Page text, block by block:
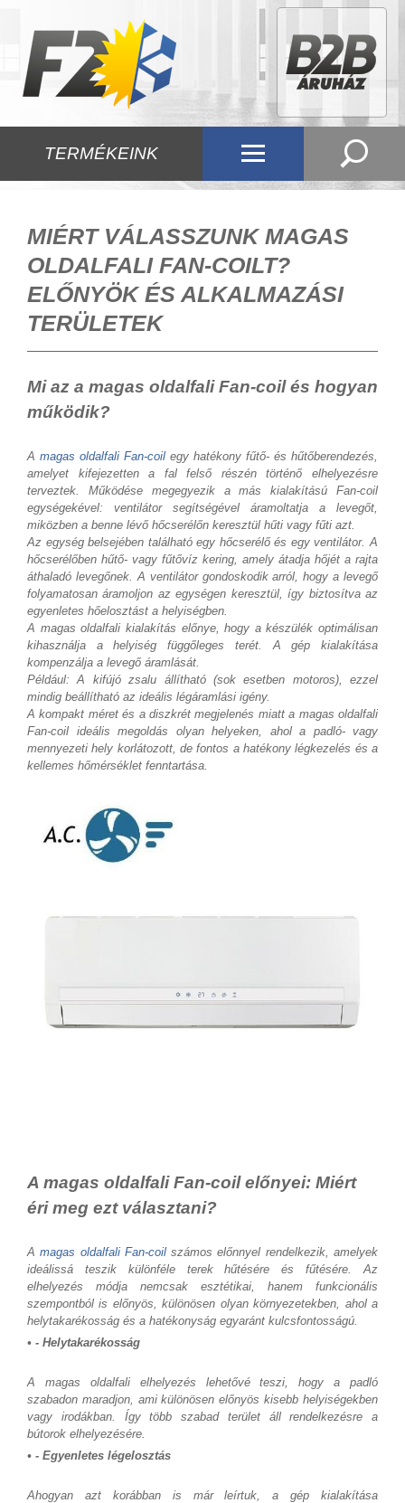
TERMÉKEINK
MIÉRT VÁLASSZUNK MAGAS
OLDALFALI FAN-COILT?
ELŐNYÖK ÉS ALKALMAZÁSI
TERÜLETEK
Mi az a magas oldalfali Fan-coil és hogyan
működik?
A magas oldalfali Fan-coil egy hatékony fűtő- és hűtőberendezés,
amelyet kifejezetten a fal felső részén történő elhelyezésre
terveztek. Működése megegyezik a más kialakítású Fan-coil
egységekével: ventilátor segítségével áramoltatja a levegőt,
miközben a benne lévő hőcserélőn keresztül hűti vagy fűti azt.
Az egység belsejében található egy hőcserélő és egy ventilátor. A
hőcserélőben hűtő- vagy fűtővíz kering, amely átadja hőjét a rajta
áthaladó levegőnek. A ventilátor gondoskodik arról, hogy a levegő
folyamatosan áramoljon az egységen keresztül, így biztosítva az
egyenletes hőelosztást a helyiségben.
A magas oldalfali kialakítás előnye, hogy a készülék optimálisan
kihasználja a helyiség függőleges terét. A gép kialakítása
kompenzálja a levegő áramlását.
Például: A kifújó zsalu állítható (sok esetben motoros), ezzel
mindig beállítható az ideális légáramlási igény.
A kompakt méret és a diszkrét megjelenés miatt a magas oldalfali
Fan-coil ideális megoldás olyan helyeken, ahol a padló- vagy
mennyezeti hely korlátozott, de fontos a hatékony légkezelés és a
kellemes hőmérséklet fenntartása.
A magas oldalfali Fan-coil előnyei: Miért
éri meg ezt választani?
Amagas oldalfali Fan-coilszámos előnnyel rendelkezik, amelyek
ideálissá teszik különféle terek hűtésére és fűtésére. Az
elhelyezés módja nemcsak esztétikai, hanem funkcionális
szempontból is előnyös, különösen olyan környezetekben, ahol a
helytakarékosság és a hatékonyság egyaránt kulcsfontosságú.
• - Helytakarékosság
A magas oldalfali elhelyezés lehetővé teszi, hogy a padló
szabadon maradjon, ami különösen előnyös kisebb helyiségekben
vagy irodákban. Így több szabad terület áll rendelkezésre a
bútorok elhelyezésére.
• - Egyenletes légelosztás
Ahogyan azt korábban is már leírtuk, a gép kialakítása